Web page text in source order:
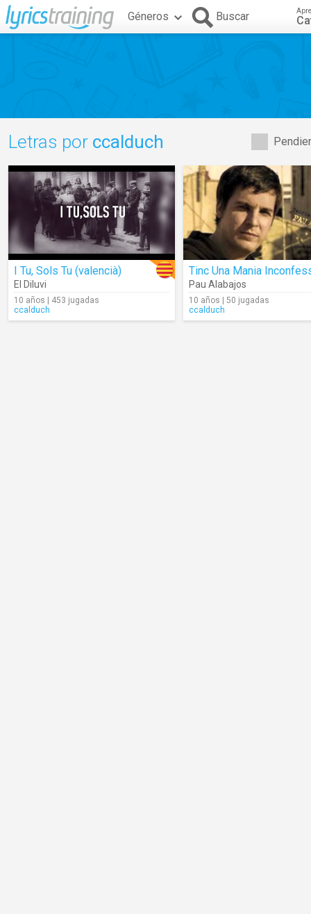
Géneros Buscar
Letras por ccalduch
I Tu, Sols Tu (valencià)
El Diluvi
10 años | 453 jugadas
ccalduch
Pau Alabajos
10 años | 50 jugadas
ccalduch